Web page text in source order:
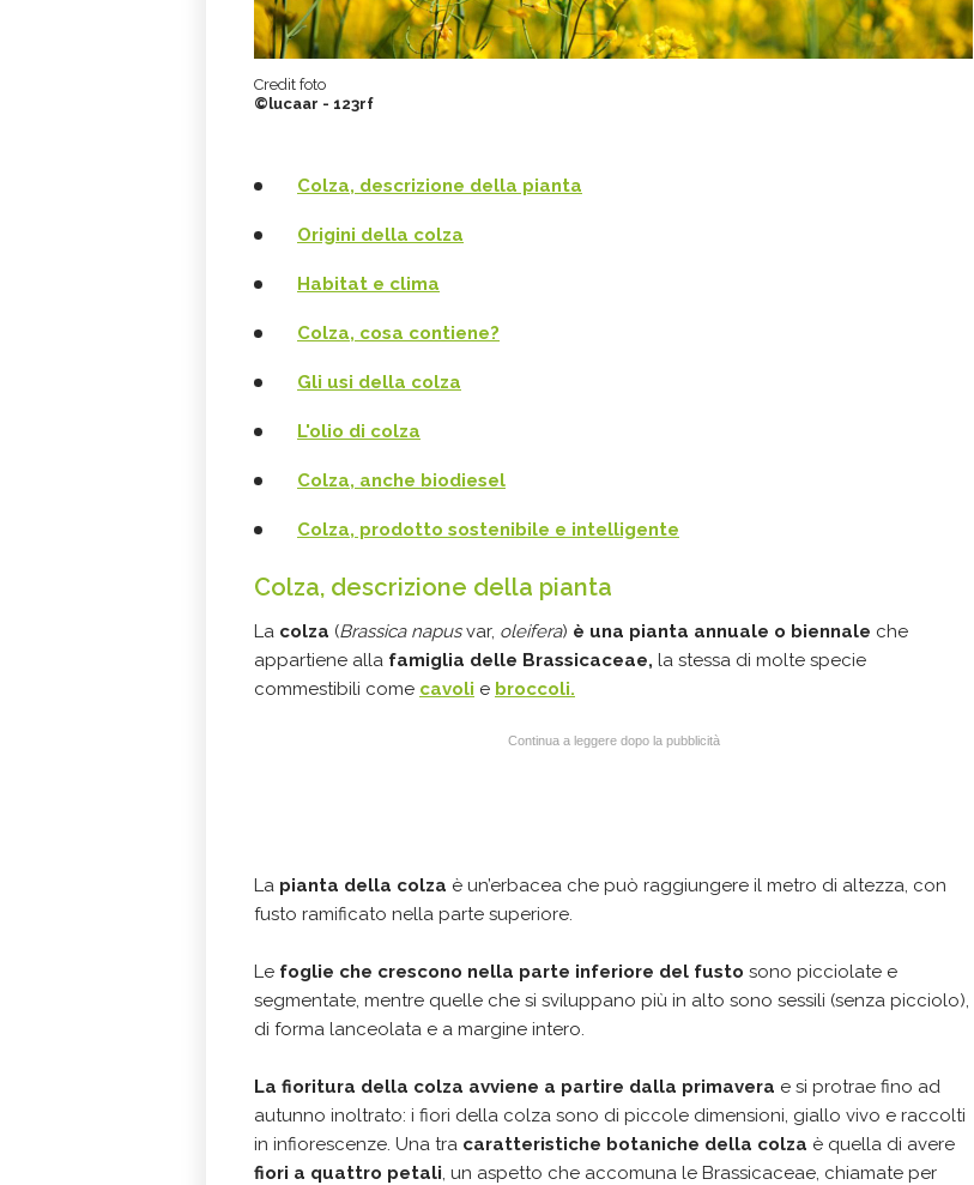
Credit foto
©lucaar - 123rf
Colza, descrizione della pianta
Origini della colza
Habitat e clima
Colza, cosa contiene?
Gli usi della colza
L'olio di colza
Colza, anche biodiesel
Colza, prodotto sostenibile e intelligente
Colza, descrizione della pianta
La colza (Brassica napusvar, oleifera) è una pianta annuale o biennale che
appartiene alla famiglia delle Brassicaceae, la stessa di molte specie
commestibili come cavoli e broccoli.
Continua a leggere dopo la pubblicità
La pianta della colza è un’erbacea che può raggiungere il metro di altezza, con
fusto ramificato nella parte superiore.
Le foglie che crescono nella parte inferiore del fusto sono picciolate e
segmentate, mentre quelle che si sviluppano più in alto sono sessili (senza picciolo),
di forma lanceolata e a margine intero.
La fioritura della colza avviene a partire dalla primavera e si protrae fino ad
autunno inoltrato: i fiori della colza sono di piccole dimensioni, giallo vivo e raccolti
in infiorescenze. Una tra caratteristiche botaniche della colza è quella di avere
fiori a quattro petali, un aspetto che accomuna le Brassicaceae, chiamate per